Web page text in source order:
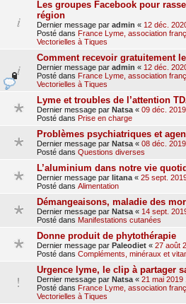
Les groupes Facebook pour
région
Dernier message par admin « 12 déc.
Posté dans France Lyme, association
Vectorielles à Tiques
Comment recevoir gratuitement
Dernier message par admin « 12 déc.
Posté dans France Lyme, association
Vectorielles à Tiques
Lyme et troubles de l’attention
Dernier message par Natsa « 09 déc. 2019
Posté dans Prise en charge
Problèmes psychiatriques et
Dernier message par Natsa « 08 déc.
Posté dans Questions diverses
L’aluminium dans notre vie
Dernier message par litana « 25 sept.
Posté dans Alimentation
Démangeaisons, maladie des
Dernier message par Natsa « 14 sept.
Posté dans Manifestations cutanées
Donne produit de phytothérapie
Dernier message par Paleodiet « 27 août
Posté dans Compléments, minéraux et
Urgence lyme, le clip à partager
Dernier message par Natsa « 21 mai 2019
Posté dans France Lyme, association
Vectorielles à Tiques